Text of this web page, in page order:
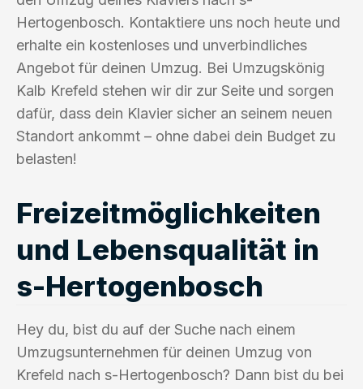
Hertogenbosch. Kontaktiere uns noch heute und
erhalte ein kostenloses und unverbindliches
Angebot für deinen Umzug. Bei Umzugskönig
Kalb Krefeld stehen wir dir zur Seite und sorgen
dafür, dass dein Klavier sicher an seinem neuen
Standort ankommt – ohne dabei dein Budget zu
belasten!
Freizeitmöglichkeiten
und Lebensqualität in
s-Hertogenbosch
Hey du, bist du auf der Suche nach einem
Umzugsunternehmen für deinen Umzug von
Krefeld nach s-Hertogenbosch? Dann bist du bei